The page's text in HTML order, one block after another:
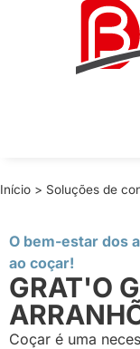
Início > Soluções de
O bem-estar dos
ao coçar!
GRAT'O
Coçar é uma